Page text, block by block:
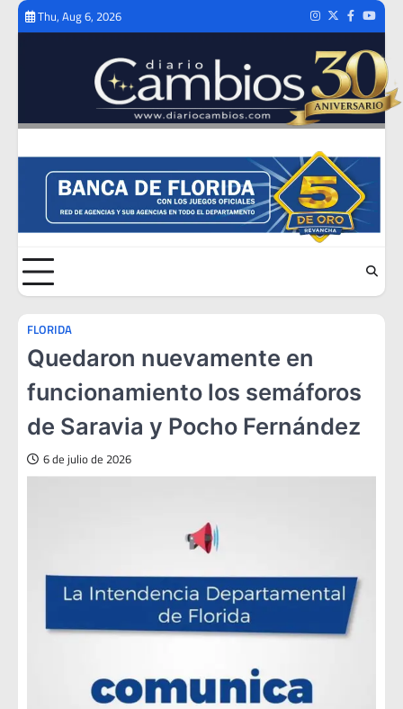
Skip
Thu, Aug 6, 2026 Instagram
TwitterFacebook
FLORIDA
Quedaron nuevamente en
funcionamiento los semáforos
de Saravia y Pocho Fernández
6 de julio de 2026